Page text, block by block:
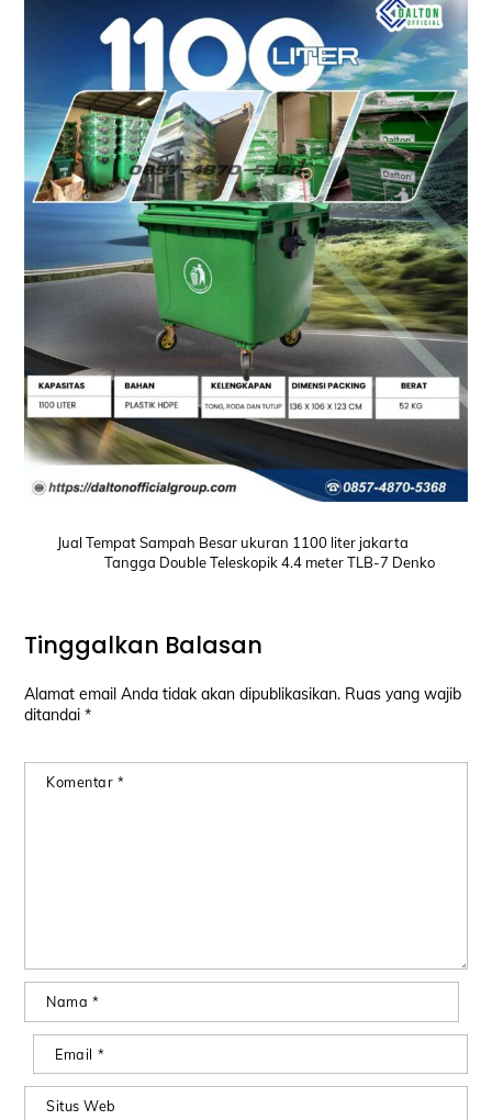
Jual Tempat Sampah Besar ukuran 1100 liter jakarta
Tangga Double Teleskopik 4.4 meter TLB-7 Denko
Tinggalkan Balasan
Alamat email Anda tidak akan dipublikasikan. Ruas yang wajib
ditandai*
Komentar *
Nama *
Email *
Situs Web